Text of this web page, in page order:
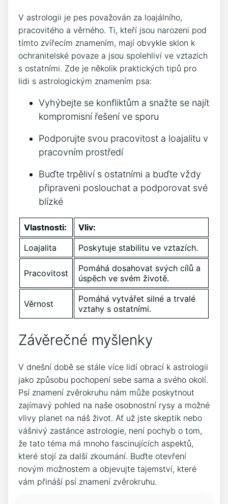
V astrologii je pes považován za loajálního,
pracovitého a věrného. Ti, kteří jsou narozeni pod
tímto zvířecím znamením, mají obvykle sklon k
ochranitelské povaze a jsou spolehliví ve vztazích
s ostatními. Zde je několik praktických tipů pro
lidi s astrologickým znamením psa:
Vyhýbejte se konfliktům a snažte se najít
kompromisní řešení ve sporu
Podporujte svou pracovitost a loajalitu v
pracovním prostředí
Buďte trpěliví s ostatními a buďte vždy
připraveni poslouchat a podporovat své
blízké
Vlastnosti:
Vliv:
Loajalita
Poskytuje stabilitu ve vztazích.
Pracovitost
Pomáhá dosahovat svých cílů a
úspěch ve svém životě.
Věrnost
Pomáhá vytvářet silné a trvalé
vztahy s ostatními.
Závěrečné myšlenky
V dnešní době se stále více lidí obrací k astrologii
jako způsobu pochopení sebe sama a svého okolí.
Psí znamení zvěrokruhu nám může poskytnout
zajímavý pohled na naše osobnostní rysy a možné
vlivy planet na náš život. Ať už jste skeptik nebo
vášnivý zastánce astrologie, není pochyb o tom,
že tato téma má mnoho fascinujících aspektů,
které stojí za další zkoumání. Buďte otevření
novým možnostem a objevujte tajemství, které
vám přináší psí znamení zvěrokruhu.